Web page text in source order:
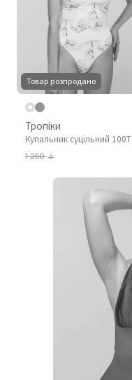
Товар розпродано
Тропіки
Купальник суцільний 100T
1 250₴